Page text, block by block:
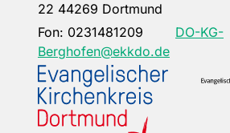
22 44269 Dortmund
Fon: 0231481209
DO-KG-
Berghofen@ekkdo.de